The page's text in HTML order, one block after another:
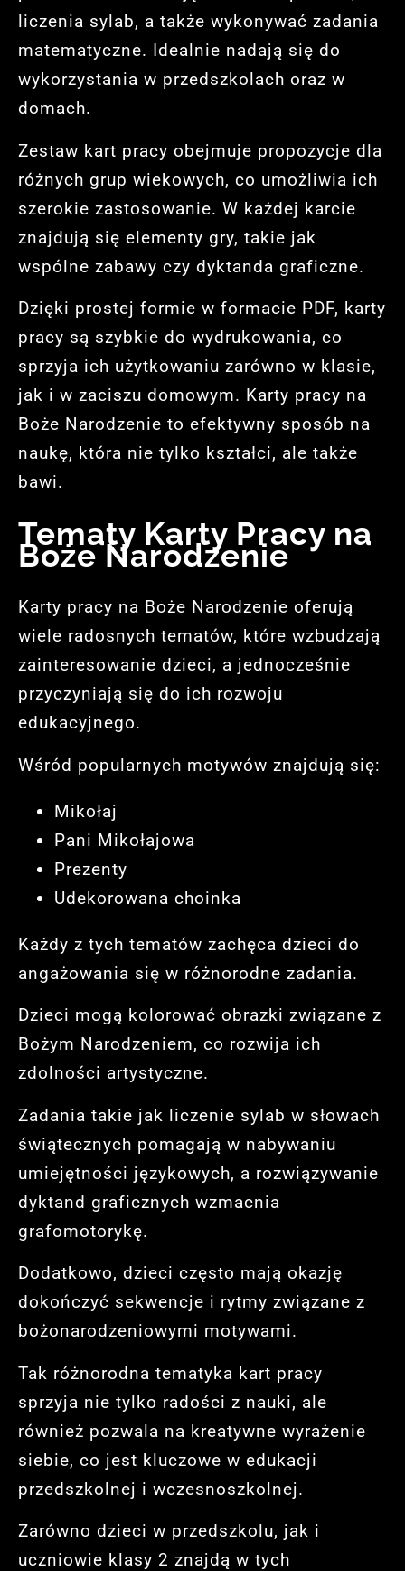
liczenia sylab, a także wykonywać zadania
matematyczne. Idealnie nadają się do
wykorzystania w przedszkolach oraz w
domach.
Zestaw kart pracy obejmuje propozycje dla
różnych grup wiekowych, co umożliwia ich
szerokie zastosowanie. W każdej karcie
znajdują się elementy gry, takie jak
wspólne zabawy czy dyktanda graficzne.
Dzięki prostej formie w formacie PDF, karty
pracy są szybkie do wydrukowania, co
sprzyja ich użytkowaniu zarówno w klasie,
jak i w zaciszu domowym. Karty pracy na
Boże Narodzenie to efektywny sposób na
naukę, która nie tylko kształci, ale także
bawi.
Tematy Karty Pracy na
Boże Narodzenie
Karty pracy na Boże Narodzenie oferują
wiele radosnych tematów, które wzbudzają
zainteresowanie dzieci, a jednocześnie
przyczyniają się do ich rozwoju
edukacyjnego.
Wśród popularnych motywów znajdują się:
Mikołaj
Pani Mikołajowa
Prezenty
Udekorowana choinka
Każdy z tych tematów zachęca dzieci do
angażowania się w różnorodne zadania.
Dzieci mogą kolorować obrazki związane z
Bożym Narodzeniem, co rozwija ich
zdolności artystyczne.
Zadania takie jak liczenie sylab w słowach
świątecznych pomagają w nabywaniu
umiejętności językowych, a rozwiązywanie
dyktand graficznych wzmacnia
grafomotorykę.
Dodatkowo, dzieci często mają okazję
dokończyć sekwencje i rytmy związane z
bożonarodzeniowymi motywami.
Tak różnorodna tematyka kart pracy
sprzyja nie tylko radości z nauki, ale
również pozwala na kreatywne wyrażenie
siebie, co jest kluczowe w edukacji
przedszkolnej i wczesnoszkolnej.
Zarówno dzieci w przedszkolu, jak i
uczniowie klasy 2 znajdą w tych